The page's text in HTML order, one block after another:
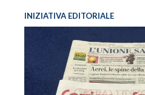
INIZIATIVA EDITORIALE